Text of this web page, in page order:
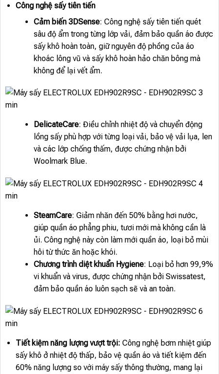
Công nghệ sấy tiên tiến
Cảm biến 3DSense: Công nghệ sấy tiên tiến quét
sâu độ ẩm trong từng lớp vải, đảm bảo quần áo được
sấy khô hoàn toàn, giữ nguyên độ phồng của áo
khoác lông vũ và sấy khô hoàn hảo chăn bông mà
không để lại vết ẩm.
DelicateCare: Điều chỉnh nhiệt độ và chuyển động
lồng sấy phù hợp với từng loại vải, bảo vệ vải lụa, len
và các lớp chống thấm, được chứng nhận bởi
Woolmark Blue.
SteamCare: Giảm nhăn đến 50% bằng hơi nước,
giúp quần áo phẳng phiu, tươi mới mà không cần là
ủi. Công nghệ này còn làm mới quần áo, loại bỏ mùi
hôi từ thức ăn hoặc khói.
Chương trình diệt khuẩn Hygiene: Loại bỏ hơn 99,9%
vi khuẩn và virus, được chứng nhận bởi Swissatest,
đảm bảo quần áo luôn sạch sẽ và an toàn.
Tiết kiệm năng lượng vượt trội: Công nghệ bơm nhiệt giúp
sấy khô ở nhiệt độ thấp, bảo vệ quần áo và tiết kiệm đến
60% năng lượng so với máy sấy thông thường, mang lại